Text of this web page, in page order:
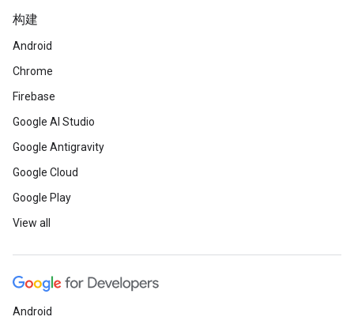
构建
Android
Chrome
Firebase
Google AI Studio
Google Antigravity
Google Cloud
Google Play
View all
Android